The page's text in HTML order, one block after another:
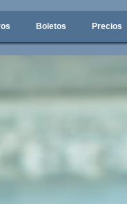
Boletos Precios